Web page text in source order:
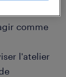
comme
l'atelier